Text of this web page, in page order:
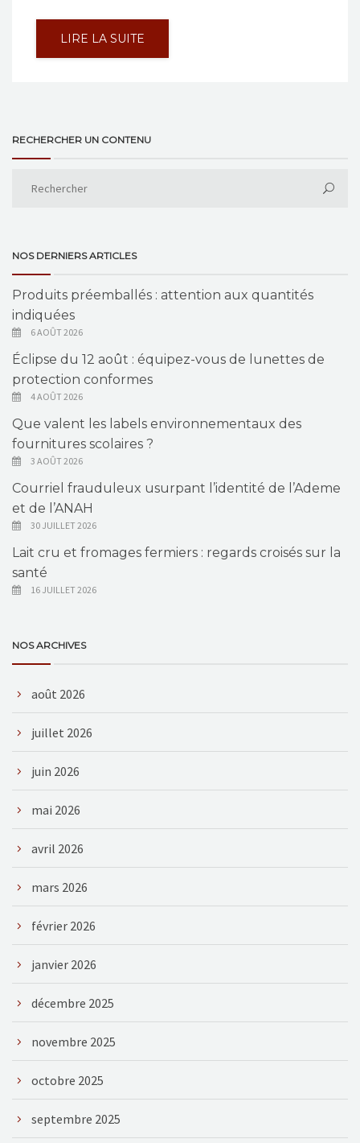
LIRE LA SUITE
RECHERCHER UN CONTENU
NOS DERNIERS ARTICLES
Produits préemballés : attention aux quantités
indiquées
6 AOÛT 2026
Éclipse du 12 août : équipez-vous de lunettes de
protection conformes
4 AOÛT 2026
Que valent les labels environnementaux des
fournitures scolaires ?
3 AOÛT 2026
Courriel frauduleux usurpant l’identité de l’Ademe
et de l’ANAH
30 JUILLET 2026
Lait cru et fromages fermiers : regards croisés sur la
santé
16 JUILLET 2026
NOS ARCHIVES
août 2026
juillet 2026
juin 2026
mai 2026
avril 2026
mars 2026
février 2026
janvier 2026
décembre 2025
novembre 2025
octobre 2025
septembre 2025